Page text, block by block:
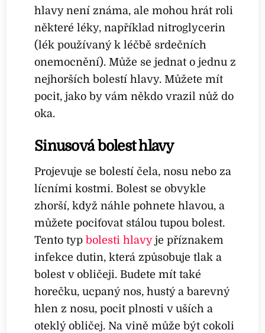
hlavy není známa, ale mohou hrát roli
některé léky, například nitroglycerin
(lék používaný k léčbě srdečních
onemocnění). Může se jednat o jednu z
nejhorších bolestí hlavy. Můžete mít
pocit, jako by vám někdo vrazil nůž do
oka.
Sinusová bolest hlavy
Projevuje se bolestí čela, nosu nebo za
lícními kostmi. Bolest se obvykle
zhorší, když náhle pohnete hlavou, a
můžete pociťovat stálou tupou bolest.
Tento typ bolesti hlavyje příznakem
infekce dutin, která způsobuje tlak a
bolest v obličeji. Budete mít také
horečku, ucpaný nos, hustý a barevný
hlen z nosu, pocit plnosti v uších a
oteklý obličej. Na vině může být cokoli